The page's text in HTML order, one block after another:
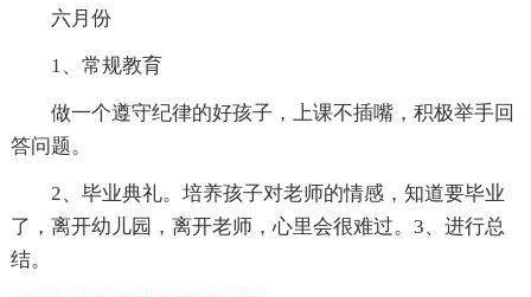
六月份
1、常规教育
做一个遵守纪律的好孩子，上课不插嘴，积极举手回
答问题。
2、毕业典礼。培养孩子对老师的情感，知道要毕业
了，离开幼儿园，离开老师，心里会很难过。3、进行总
结。